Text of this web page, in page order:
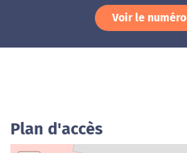
Voir le numéro
Plan d'accès